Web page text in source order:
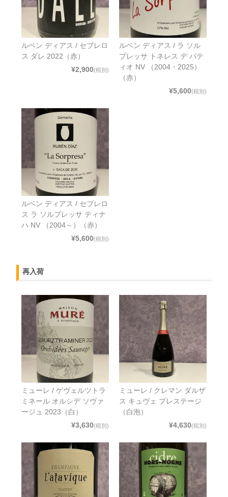
ルベン ディアス / セブレロ
ス ダレ 2022（赤）
¥2,900(税別)
ルベン ディアス / ラ ソル
プレッサ トネレス デ パテ
ィオ NV （2004・2025）
（赤）
¥5,600(税別)
ルベン ディアス / セブレロ
ス ラ ソルプレッサ ティナ
ハ NV （2004～）（赤）
¥5,600(税別)
再入荷
ミューレ / ゲヴェルツトラ
ミネール オルシデ ソヴァ
ージュ 2023（白）
¥3,630(税別)
ミューレ / クレマン ダルザ
ス キュヴェ プレステージ
（白泡）
¥4,630(税別)